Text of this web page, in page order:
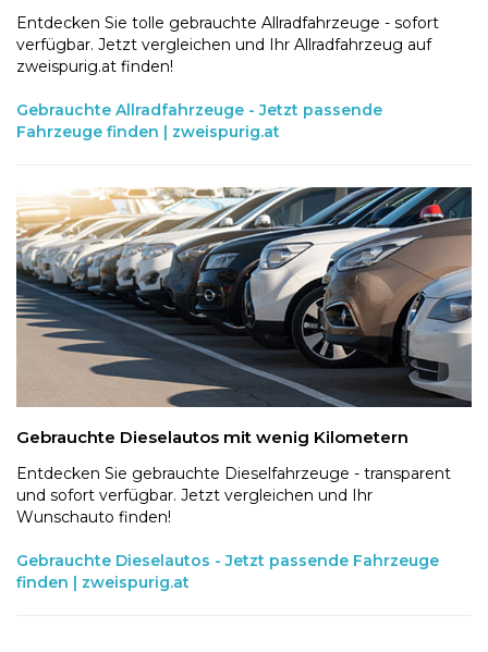
Entdecken Sie tolle gebrauchte Allradfahrzeuge - sofort
verfügbar. Jetzt vergleichen und Ihr Allradfahrzeug auf
zweispurig.at finden!
Gebrauchte Allradfahrzeuge - Jetzt passende
Fahrzeuge finden | zweispurig.at
Gebrauchte Dieselautos mit wenig Kilometern
Entdecken Sie gebrauchte Dieselfahrzeuge - transparent
und sofort verfügbar. Jetzt vergleichen und Ihr
Wunschauto finden!
Gebrauchte Dieselautos - Jetzt passende Fahrzeuge
finden | zweispurig.at